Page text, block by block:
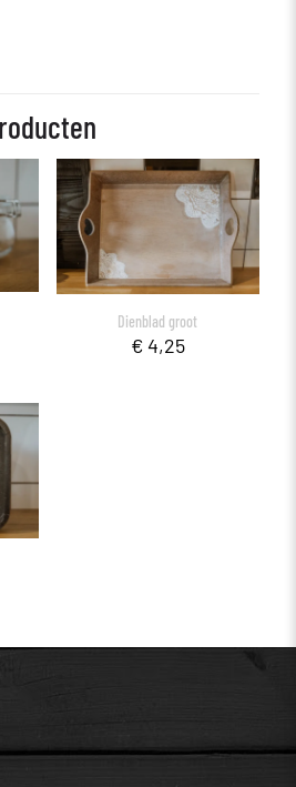
Dienblad groot
€4,25